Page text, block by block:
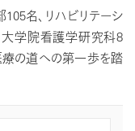
名、リハビリテーシ
大学院看護学研究科8
の道への第一歩を踏